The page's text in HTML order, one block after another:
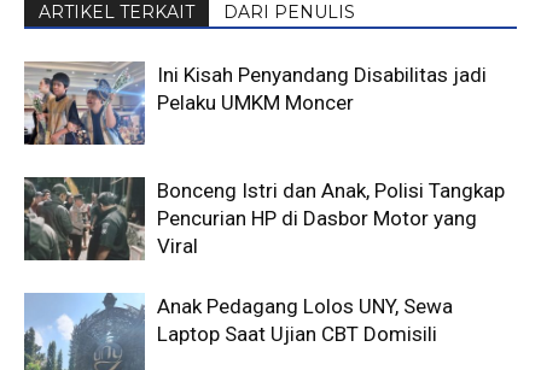
ARTIKEL TERKAIT DARI PENULIS
Ini Kisah Penyandang Disabilitas jadi
Pelaku UMKM Moncer
Bonceng Istri dan Anak, Polisi Tangkap
Pencurian HP di Dasbor Motor yang
Viral
Anak Pedagang Lolos UNY, Sewa
Laptop Saat Ujian CBT Domisili